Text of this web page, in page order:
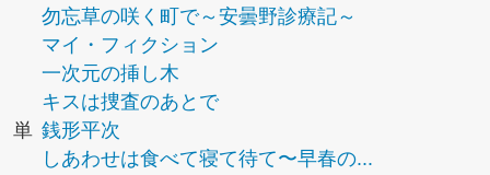
勿忘草の咲く町で～安曇野診療記～
マイ・フィクション
一次元の挿し木
キスは捜査のあとで
単 銭形平次
しあわせは食べて寝て待て〜早春の...